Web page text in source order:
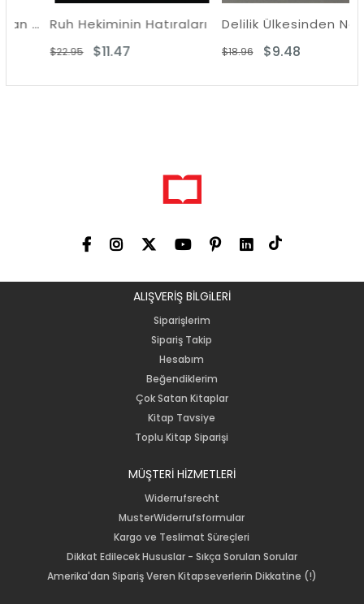
Ruh Hekiminin Hatıraları
$11.47
$22.95
Delilik Ülkesinden Notlar
$9.48
$18.96
ALIŞVERİŞ BİLGiLERİ
Siparişlerim
Sipariş Takip
Hesabım
Beğendiklerim
Çok Satan Kitaplar
Kitap Tavsiye
Toplu Kitap Siparişi
MÜŞTERİ HİZMETLERİ
Widerrufsrecht
MusterWiderrufsformular
Kargo ve Teslimat Süreçleri
Dikkat Edilecek Hususlar - Sıkça Sorulan Sorular
Amerika'dan Sipariş Veren Kitapseverlerin Dikkatine (!)